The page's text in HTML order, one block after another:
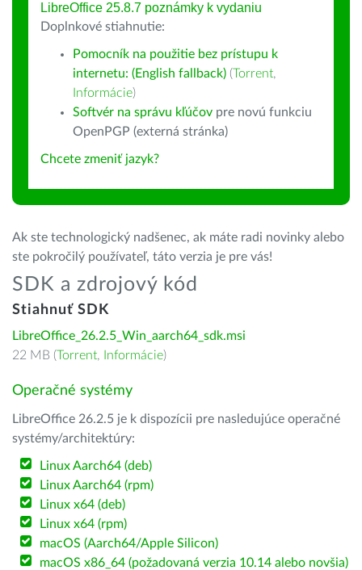
LibreOffice 25.8.7 poznámky k vydaniu
Doplnkové stiahnutie:
Pomocník na použitie bez prístupu k
internetu: (English fallback) (Torrent,
Informácie)
Softvér na správu kľúčov pre novú funkciu
OpenPGP (externá stránka)
Chcete zmeniť jazyk?
Ak ste technologický nadšenec, ak máte radi novinky alebo
ste pokročilý používateľ, táto verzia je pre vás!
SDK a zdrojový kód
Stiahnuť SDK
LibreOffice_26.2.5_Win_aarch64_sdk.msi
22 MB (Torrent, Informácie)
Operačné systémy
LibreOffice 26.2.5 je k dispozícii pre nasledujúce operačné
systémy/architektúry:
Linux Aarch64 (deb)
Linux Aarch64 (rpm)
Linux x64 (deb)
Linux x64 (rpm)
macOS (Aarch64/Apple Silicon)
macOS x86_64 (požadovaná verzia 10.14 alebo novšia)